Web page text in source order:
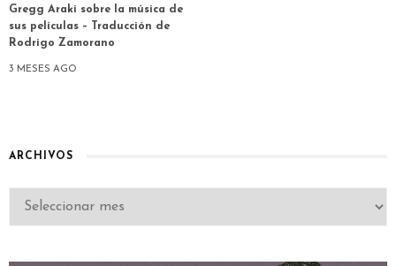
Gregg Araki sobre la música de
sus películas – Traducción de
Rodrigo Zamorano
3 MESES AGO
ARCHIVOS